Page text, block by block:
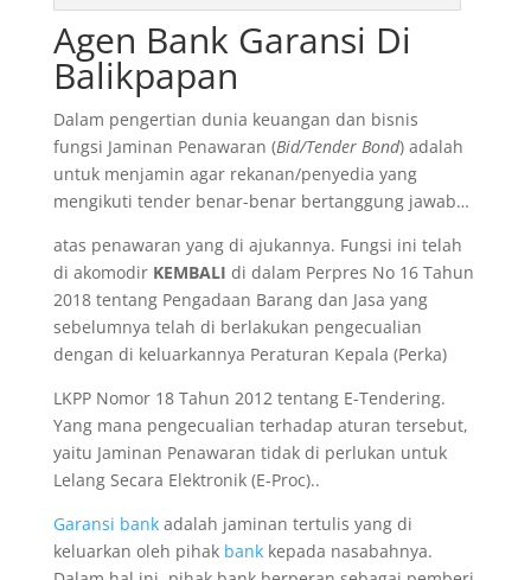
Agen Bank Garansi Di
Balikpapan
Dalam pengertian dunia keuangan dan bisnis
fungsi Jaminan Penawaran (Bid/Tender Bond) adalah
untuk menjamin agar rekanan/penyedia yang
mengikuti tender benar-benar bertanggung jawab…
atas penawaran yang di ajukannya. Fungsi ini telah
di akomodir KEMBALI di dalam Perpres No 16 Tahun
2018 tentang Pengadaan Barang dan Jasa yang
sebelumnya telah di berlakukan pengecualian
dengan di keluarkannya Peraturan Kepala (Perka)
LKPP Nomor 18 Tahun 2012 tentang E-Tendering.
Yang mana pengecualian terhadap aturan tersebut,
yaitu Jaminan Penawaran tidak di perlukan untuk
Lelang Secara Elektronik (E-Proc)..
Garansi bankadalah jaminan tertulis yang di
keluarkan oleh pihak bankkepada nasabahnya.